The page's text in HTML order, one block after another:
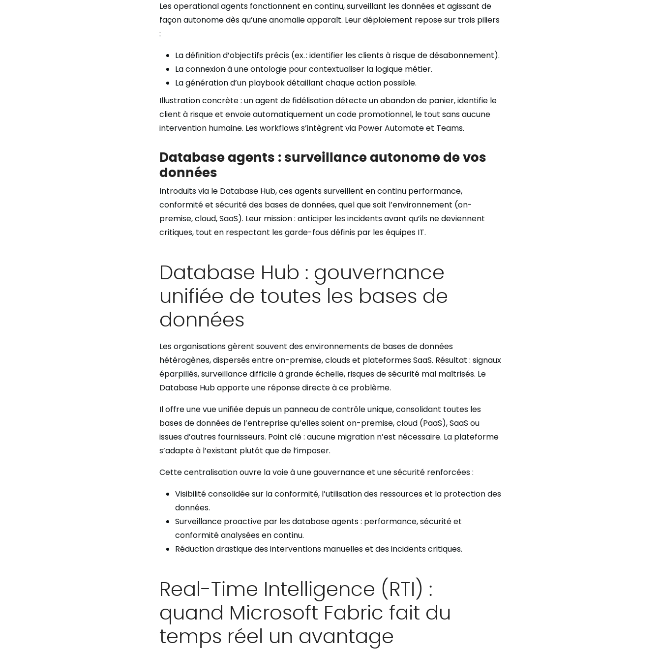
Les operational agents fonctionnent en continu, surveillant les données et agissant de
façon autonome dès qu’une anomalie apparaît. Leur déploiement repose sur trois piliers
:
La définition d’objectifs précis (ex. : identifier les clients à risque de désabonnement).
La connexion à une ontologie pour contextualiser la logique métier.
La génération d’un playbook détaillant chaque action possible.
Illustration concrète : un agent de fidélisation détecte un abandon de panier, identifie le
client à risque et envoie automatiquement un code promotionnel, le tout sans aucune
intervention humaine. Les workflows s’intègrent via Power Automate et Teams.
Database agents : surveillance autonome de vos
données
Introduits via le Database Hub, ces agents surveillent en continu performance,
conformité et sécurité des bases de données, quel que soit l’environnement (on-
premise, cloud, SaaS). Leur mission : anticiper les incidents avant qu’ils ne deviennent
critiques, tout en respectant les garde-fous définis par les équipes IT.
Database Hub : gouvernance
unifiée de toutes les bases de
données
Les organisations gèrent souvent des environnements de bases de données
hétérogènes, dispersés entre on-premise, clouds et plateformes SaaS. Résultat : signaux
éparpillés, surveillance difficile à grande échelle, risques de sécurité mal maîtrisés. Le
Database Hub apporte une réponse directe à ce problème.
Il offre une vue unifiée depuis un panneau de contrôle unique, consolidant toutes les
bases de données de l’entreprise qu’elles soient on-premise, cloud (PaaS), SaaS ou
issues d’autres fournisseurs. Point clé : aucune migration n’est nécessaire. La plateforme
s’adapte à l’existant plutôt que de l’imposer.
Cette centralisation ouvre la voie à une gouvernance et une sécurité renforcées :
Visibilité consolidée sur la conformité, l’utilisation des ressources et la protection des
données.
Surveillance proactive par les database agents : performance, sécurité et
conformité analysées en continu.
Réduction drastique des interventions manuelles et des incidents critiques.
Real-Time Intelligence (RTI) :
quand Microsoft Fabric fait du
temps réel un avantage